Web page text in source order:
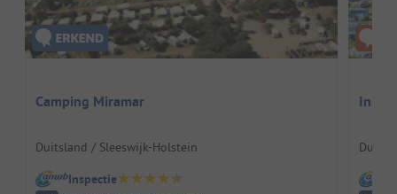
Camping Miramar
Duitsland / Sleeswijk-Holstein
Inspectie
Insel-